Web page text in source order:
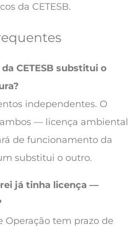
da CETESB.
CETESB substitui o
independentes. O
— licença ambiental
de funcionamento da
substitui o outro.
já tinha licença —
Operação tem prazo de